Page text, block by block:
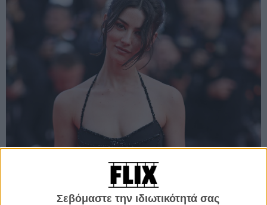
Σεβόμαστε την ιδιωτικότητά σας